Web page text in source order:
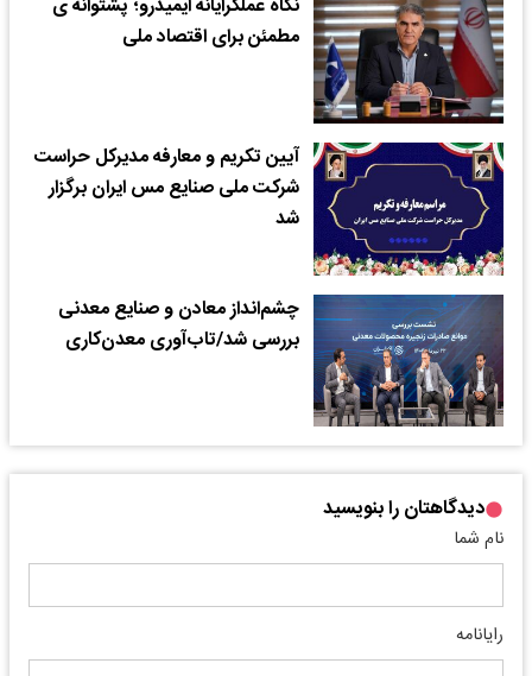
نگاه عملگرایانه ایمیدرو؛ پشتوانه ی
مطمئن برای اقتصاد ملی
آیین تکریم و معارفه مدیرکل حراست
شرکت ملی صنایع مس ایران برگزار
شد
چشم‌انداز معادن و صنایع معدنی
بررسی شد/تاب‌آوری معدن‌کاری
دیدگاهتان را بنویسید
نام شما
رایانامه